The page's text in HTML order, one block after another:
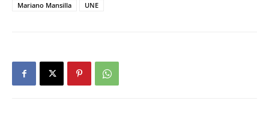
Mariano Mansilla
UNE